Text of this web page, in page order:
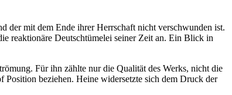
der mit dem Ende ihrer Herrschaft nicht verschwunden ist.
reaktionäre Deutschtümelei seiner Zeit an. Ein Blick in
Für ihn zählte nur die Qualität des Werks, nicht die
beziehen. Heine widersetzte sich dem Druck der